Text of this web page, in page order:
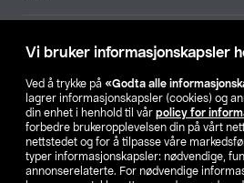
Vi bruker informasjonskapsler
Ved å trykke på «Godta alle
lagrer informasjonskapsler (cookies) og
din enhet i henhold til vår policy for
forbedre brukeropplevelsen din på vårt
nettstedet og for å tilpasse våre
typer informasjonskapsler: nødvendige,
annonserelaterte. For nødvendige
Våre selskaper
Finn din
SE NO FI